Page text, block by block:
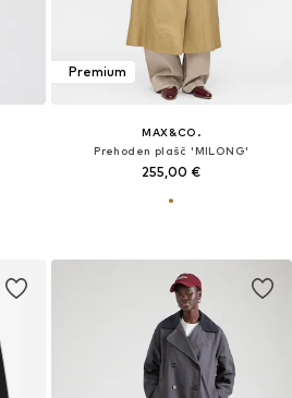
Premium
MAX&CO.
Prehoden plašč 'MILONG'
255,00 €